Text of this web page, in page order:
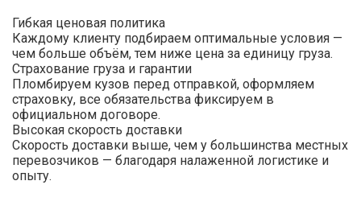
Гибкая ценовая политика
Каждому клиенту подбираем оптимальные условия —
чем больше объём, тем ниже цена за единицу груза.
Страхование груза и гарантии
Пломбируем кузов перед отправкой, оформляем
страховку, все обязательства фиксируем в
официальном договоре.
Высокая скорость доставки
Скорость доставки выше, чем у большинства местных
перевозчиков — благодаря налаженной логистике и
опыту.